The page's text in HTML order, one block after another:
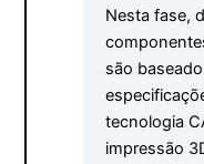
Nesta fase,
são
tecnologia
impressão